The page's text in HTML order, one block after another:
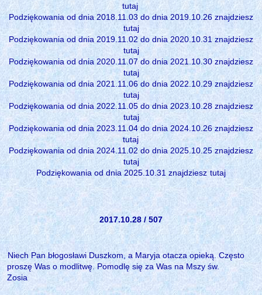
tutaj
Podziękowania od dnia 2018.11.03 do dnia 2019.10.26 znajdziesz
tutaj
Podziękowania od dnia 2019.11.02 do dnia 2020.10.31 znajdziesz
tutaj
Podziękowania od dnia 2020.11.07 do dnia 2021.10.30 znajdziesz
tutaj
Podziękowania od dnia 2021.11.06 do dnia 2022.10.29 znajdziesz
tutaj
Podziękowania od dnia 2022.11.05 do dnia 2023.10.28 znajdziesz
tutaj
Podziękowania od dnia 2023.11.04 do dnia 2024.10.26 znajdziesz
tutaj
Podziękowania od dnia 2024.11.02 do dnia 2025.10.25 znajdziesz
tutaj
Podziękowania od dnia 2025.10.31 znajdziesz tutaj
2017.10.28 / 507
Niech Pan błogosławi Duszkom, a Maryja otacza opieką. Często
proszę Was o modlitwę. Pomodlę się za Was na Mszy św.
Zosia